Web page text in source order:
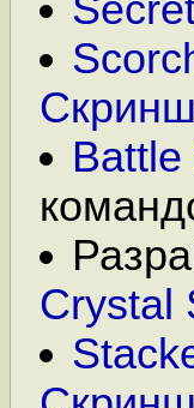
Crystal